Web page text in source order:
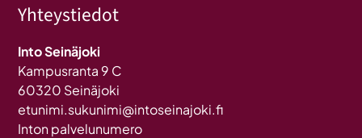
Yhteystiedot
Into Seinäjoki
Kampusranta 9 C
60320 Seinäjoki
etunimi.sukunimi@intoseinajoki.fi
Inton palvelunumero